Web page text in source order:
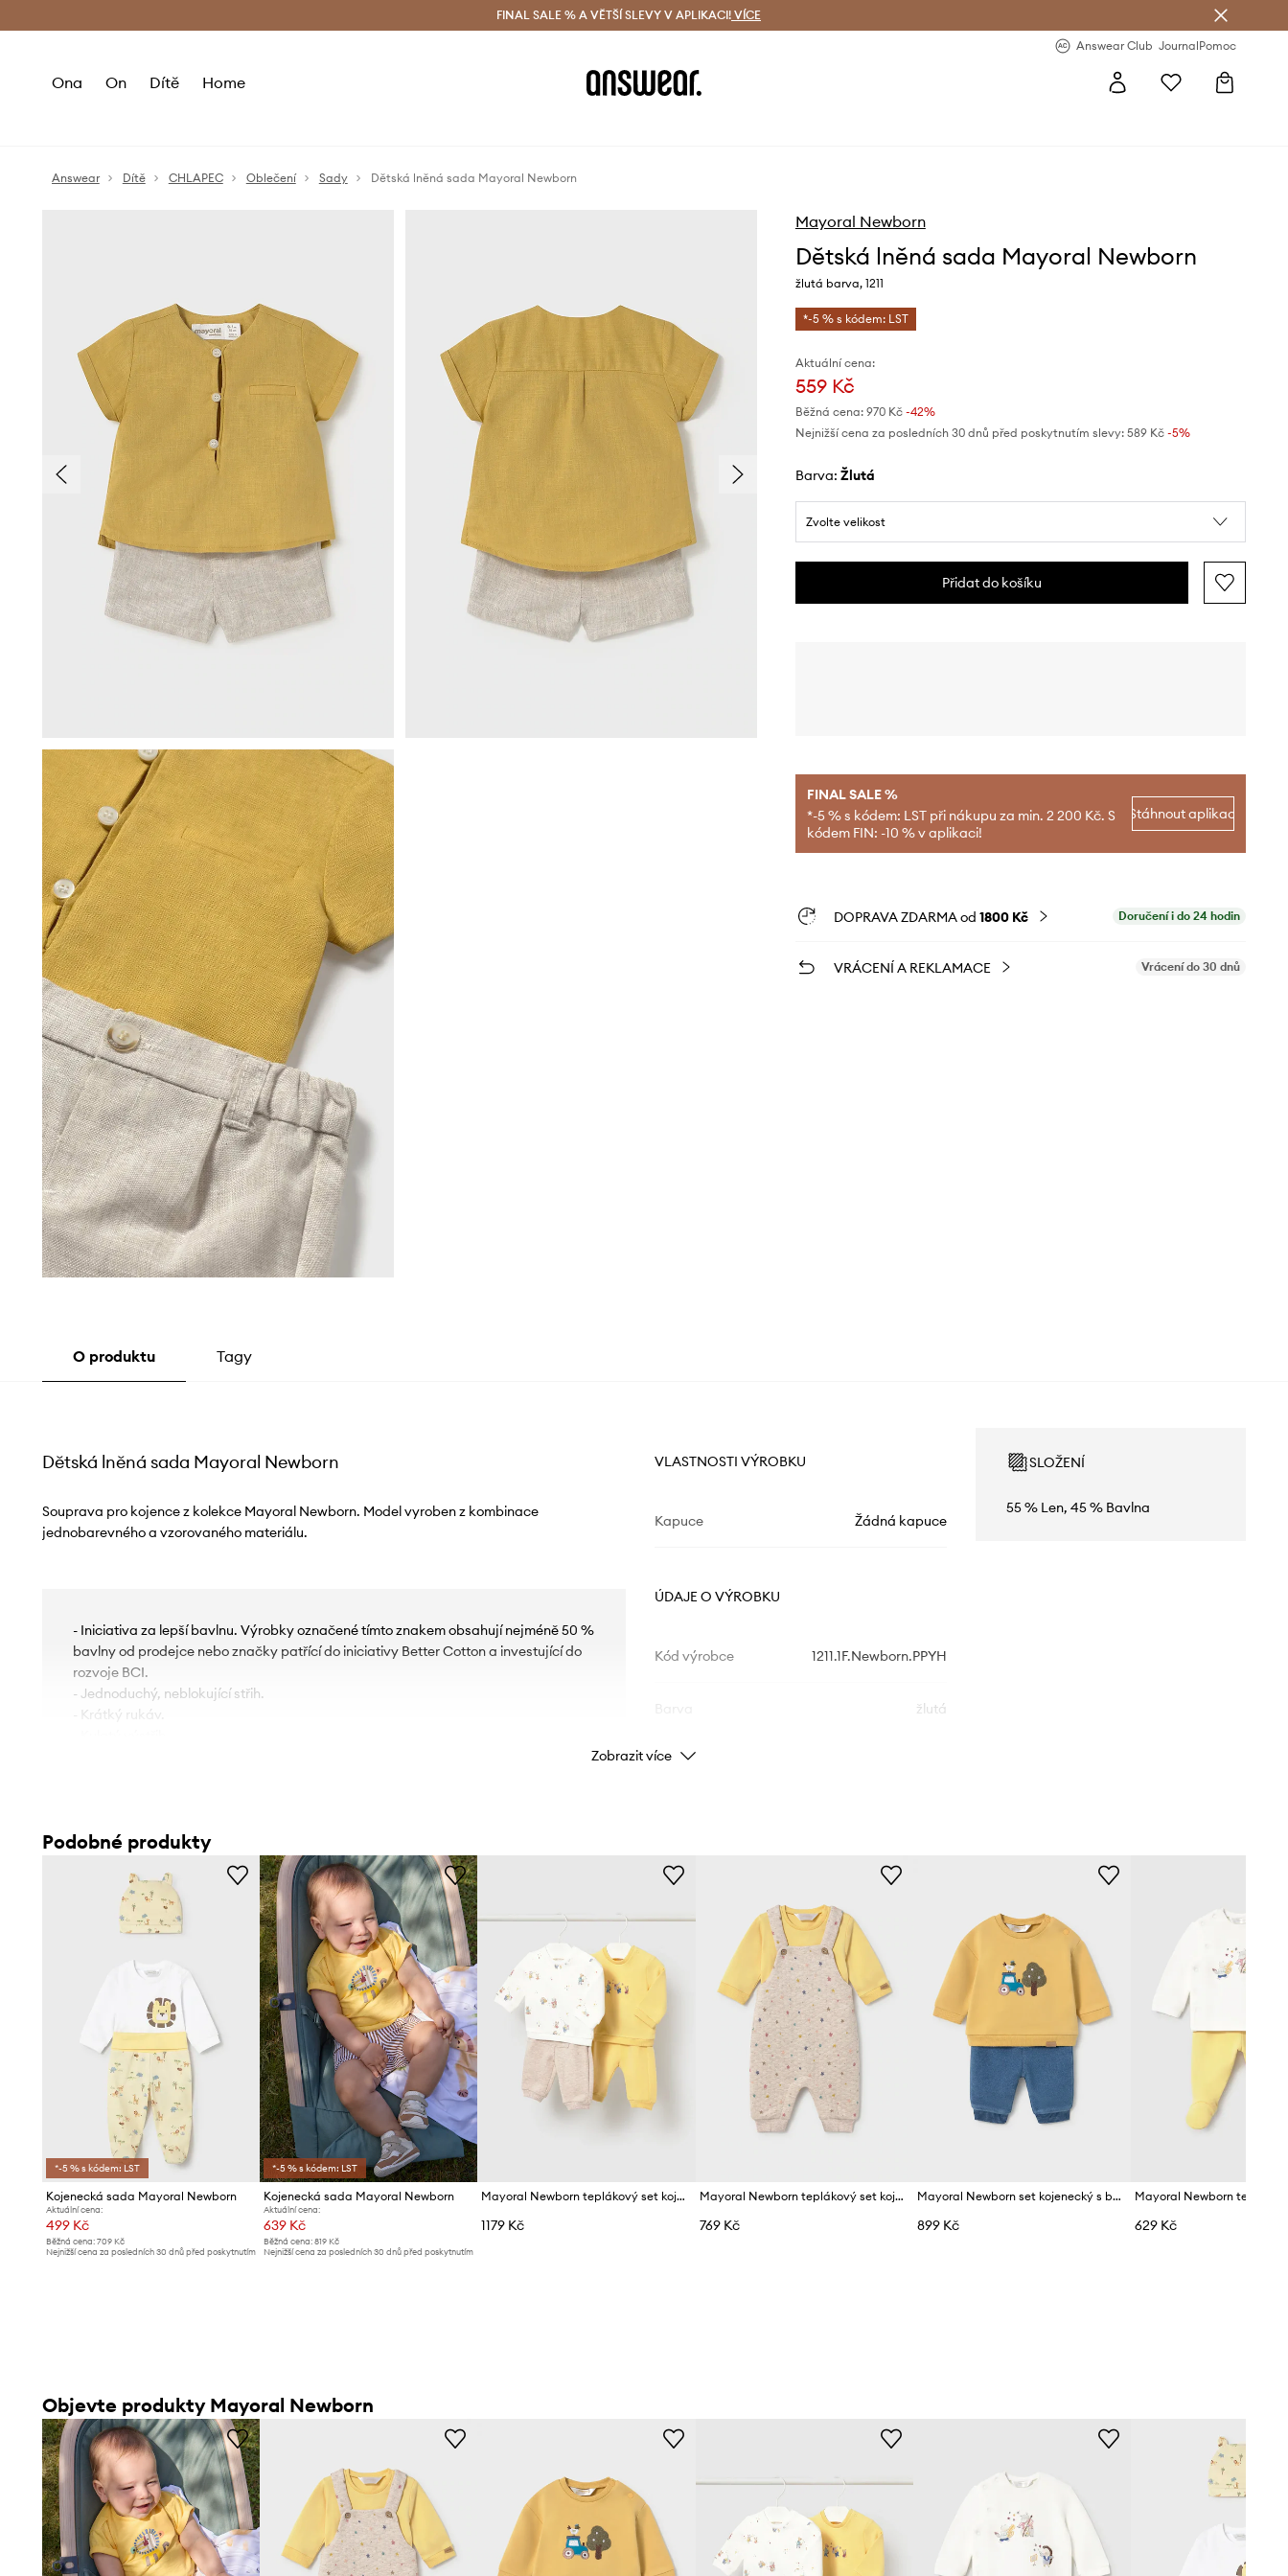
Doručení a vrácení zdarma (od 1800 Kč) Doručení i do 24 h
FINAL SALE % A VĚTŠÍ SLEVY V APLIKACI! VÍCE
Answear Club JournalPomoc
Ona On Dítě Home
Answear Dítě CHLAPEC Oblečení Sady Dětská lněná sada Mayoral Newborn
Mayoral Newborn
Dětská lněná sada Mayoral Newborn
žlutá barva, 1211
*-5 % s kódem: LST
Aktuální cena:
559 Kč
Běžná cena: 970 Kč-42%
Nejnižší cena za posledních 30 dnů před poskytnutím slevy: 589 Kč -5%
Barva: žlutá
Zvolte velikost
Přidat do košíku
FINAL SALE %
*-5 % s kódem: LST při nákupu za min. 2 200 Kč. S
kódem FIN: -10 % v aplikaci!
Stáhnout aplikaci
DOPRAVA ZDARMA od 1800 Kč Doručení i do 24 hodin
VRÁCENÍ A REKLAMACE Vrácení do 30 dnů
O produktu Tagy
Dětská lněná sada Mayoral Newborn
Souprava pro kojence z kolekce Mayoral Newborn. Model vyroben z kombinace
jednobarevného a vzorovaného materiálu.
- Iniciativa za lepší bavlnu. Výrobky označené tímto znakem obsahují nejméně 50 %
bavlny od prodejce nebo značky patřící do iniciativy Better Cotton a investující do
rozvoje BCI.
- Jednoduchý, neblokující střih.
- Krátký rukáv.
VLASTNOSTI VÝROBKU
Kapuce Žádná kapuce
ÚDAJE O VÝROBKU
Kód výrobce 1211.1F.Newborn.PPYH
žlutá
Značka
ID produktu
SLOŽENÍ
55 % Len, 45 % Bavlna
Zobrazit více
Podobné produkty
*-5 % s kódem: LST
Kojenecká sada Mayoral Newborn
Aktuální cena:
499 Kč
Běžná cena: 709 Kč
Nejnižší cena za posledních 30 dnů před poskytnutím
*-5 % s kódem: LST
Kojenecká sada Mayoral Newborn
Aktuální cena:
639 Kč
Běžná cena:819 Kč
Nejnižší cena za posledních 30 dnů před poskytnutím
Mayoral Newborn teplákový set kojenecký bavlněný s elastanem
1179 Kč
Mayoral Newborn teplákový set kojenecký bavlněný s elastanem
769 Kč
Mayoral Newborn set kojenecký s bavlnou
899 Kč 629 Kč
Objevte produkty Mayoral Newborn